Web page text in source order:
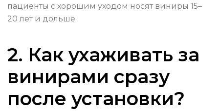
пациенты с хорошим уходом носят виниры 15–
20 лет и дольше.
2. Как ухаживать за
винирами сразу
после установки?